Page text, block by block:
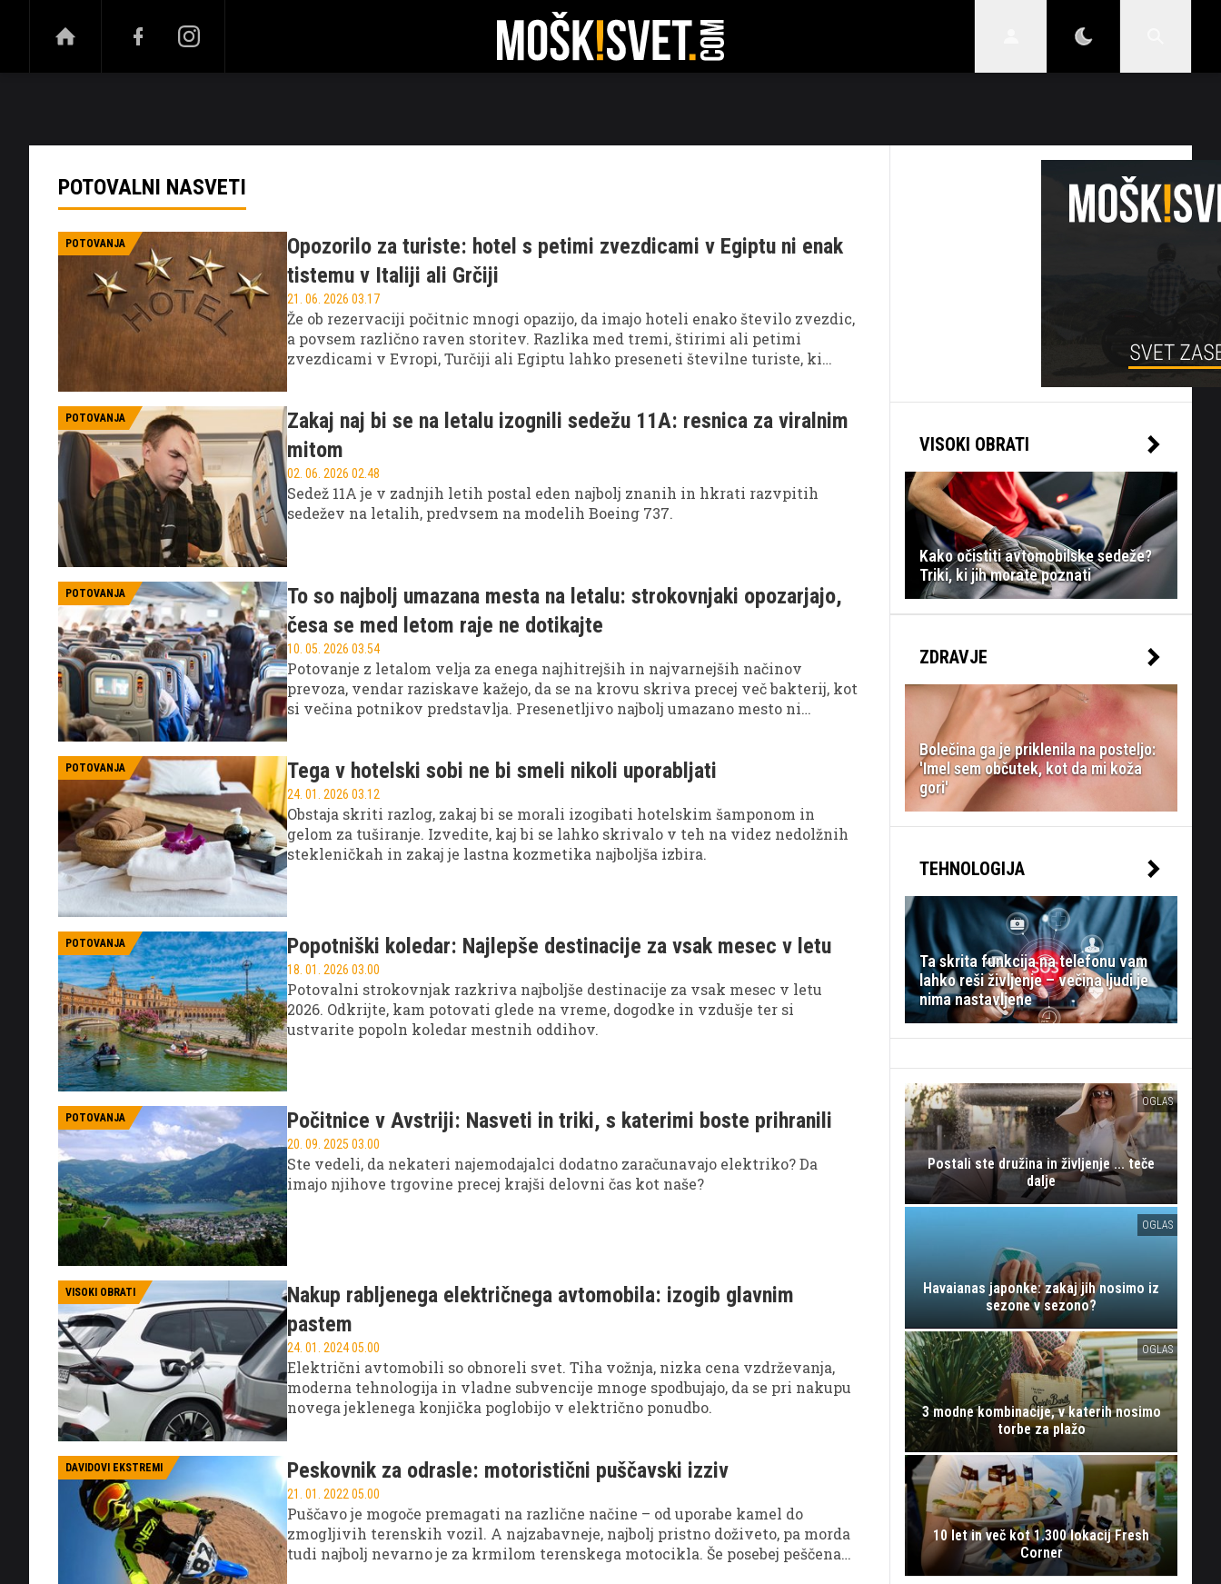
NOVICE ŠPORT TEHNOLOGIJA POTOVANJA ODNOSI VARNI V PROMETU
POTOVALNI NASVETI
POTOVANJA
Opozorilo za turiste: hotel s petimi zvezdicami v Egiptu ni enak
tistemu v Italiji ali Grčiji
21. 06. 2026 03.17
Že ob rezervaciji počitnic mnogi opazijo, da imajo hoteli enako število zvezdic,
a povsem različno raven storitev. Razlika med tremi, štirimi ali petimi
zvezdicami v Evropi, Turčiji ali Egiptu lahko preseneti številne turiste, ki
POTOVANJA
Zakaj naj bi se na letalu izognili sedežu 11A: resnica za viralnim
mitom
02. 06. 2026 02.48
Sedež 11A je v zadnjih letih postal eden najbolj znanih in hkrati razvpitih
sedežev na letalih, predvsem na modelih Boeing 737.
POTOVANJA
To so najbolj umazana mesta na letalu: strokovnjaki opozarjajo,
česa se med letom raje ne dotikajte
10. 05. 2026 03.54
Potovanje z letalom velja za enega najhitrejših in najvarnejših načinov
prevoza, vendar raziskave kažejo, da se na krovu skriva precej več bakterij, kot
si večina potnikov predstavlja. Presenetljivo najbolj umazano mesto ni
POTOVANJA Tega v hotelski sobi ne bi smeli nikoli uporabljati
24. 01. 2026 03.12
Obstaja skriti razlog, zakaj bi se morali izogibati hotelskim šamponom in
gelom za tuširanje. Izvedite, kaj bi se lahko skrivalo v teh na videz nedolžnih
stekleničkah in zakaj je lastna kozmetika najboljša izbira.
POTOVANJA Popotniški koledar: Najlepše destinacije za vsak mesec v letu
18. 01. 2026 03.00
Potovalni strokovnjak razkriva najboljše destinacije za vsak mesec v letu
2026. Odkrijte, kam potovati glede na vreme, dogodke in vzdušje ter si
ustvarite popoln koledar mestnih oddihov.
POTOVANJA Počitnice v Avstriji: Nasveti in triki, s katerimi boste prihranili
20. 09. 2025 03.00
Ste vedeli, da nekateri najemodajalci dodatno zaračunavajo elektriko? Da
imajo njihove trgovine precej krajši delovni čas kot naše?
VISOKI OBRATI
Nakup rabljenega električnega avtomobila: izogib glavnim
pastem
24. 01. 2024 05.00
Električni avtomobili so obnoreli svet. Tiha vožnja, nizka cena vzdrževanja,
moderna tehnologija in vladne subvencije mnoge spodbujajo, da se pri nakupu
novega jeklenega konjička poglobijo v električno ponudbo.
DAVIDOVI EKSTREMI Peskovnik za odrasle: motoristični puščavski izziv
21. 01. 2022 05.00
Puščavo je mogoče premagati na različne načine – od uporabe kamel do
zmogljivih terenskih vozil. A najzabavneje, najbolj pristno doživeto, pa morda
tudi najbolj nevarno je za krmilom terenskega motocikla. Še posebej peščena
VISOKI OBRATI
Kako očistiti avtomobilske sedeže?
Triki, ki jih morate poznati
ZDRAVJE
Bolečina ga je priklenila na posteljo:
'Imel sem občutek, kot da mi koža
gori'
TEHNOLOGIJA
Ta skrita funkcija na telefonu vam
lahko reši življenje – večina ljudi je
nima nastavljene
OGLAS
Postali ste družina in življenje ... teče
dalje
OGLAS
Havaianas japonke: zakaj jih nosimo iz
sezone v sezono?
OGLAS
3 modne kombinacije, v katerih nosimo
torbe za plažo
10 let in več kot 1.300 lokacij Fresh
Corner